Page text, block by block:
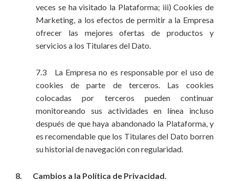
veces se ha visitado la Plataforma; iii) Cookies de
Marketing, a los efectos de permitir a la Empresa
ofrecer las mejores ofertas de productos y
servicios a los Titulares del Dato.
7.3 La Empresa no es responsable por el uso de
cookies de parte de terceros. Las cookies
colocadas por terceros pueden continuar
monitoreando sus actividades en línea incluso
después de que haya abandonado la Plataforma, y
es recomendable que los Titulares del Dato borren
su historial de navegación con regularidad.
8. Cambios a la Política de Privacidad.